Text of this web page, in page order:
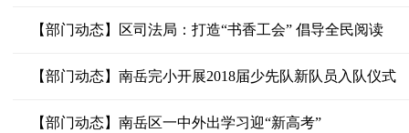
【部门动态】区司法局：打造“书香工会” 倡导全民阅读
【部门动态】南岳完小开展2018届少先队新队员入队仪式
【部门动态】南岳区一中外出学习迎“新高考”